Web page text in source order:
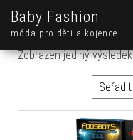
Baby Fashion
móda pro děti a kojence
Zobrazen jediný výsledek